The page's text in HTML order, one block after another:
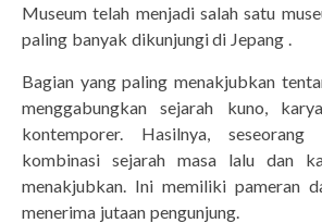
Museum telah menjadi salah satu
paling banyak dikunjungi di Jepang .
Bagian yang paling menakjubkan
menggabungkan sejarah kuno,
kontemporer. Hasilnya,
kombinasi sejarah masa lalu dan
menakjubkan. Ini memiliki pameran
menerima jutaan pengunjung.